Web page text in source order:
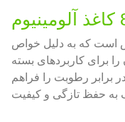
خاص است که به دلیل خواص
برای کاربردهای بسته
برابر رطوبت را فراهم
حفظ تازگی و کیفیت